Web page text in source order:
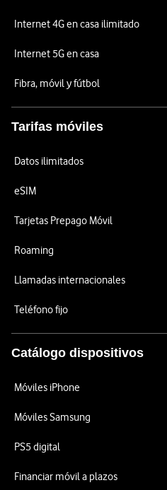
Internet 4G en casa ilimitado
Internet 5G en casa
Fibra, móvil y fútbol
Tarifas móviles
Datos ilimitados
eSIM
Tarjetas Prepago Móvil
Roaming
Llamadas internacionales
Teléfono fijo
Catálogo dispositivos
Móviles iPhone
Móviles Samsung
PS5 digital
Financiar móvil a plazos